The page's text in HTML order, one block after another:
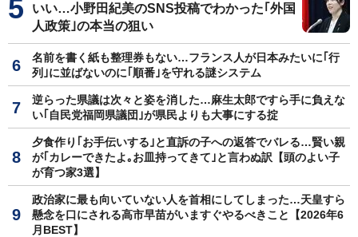
いい…小野田紀美のSNS投稿でわかった｢外国
人政策｣の本当の狙い
名前を書く紙も整理券もない…フランス人が日本みたいに｢行
列｣に並ばないのに｢順番｣を守れる謎システム
逆らった県議は次々と姿を消した…麻生太郎ですら手に負えな
い｢自民党福岡県議団｣が県民よりも大事にする掟
夕食作り｢お手伝いする｣と直訴の子への返答でバレる…賢い親
が｢カレーできたよ｡お皿持ってきて｣と言わぬ訳【頭のよい子
が育つ家3選】
政治家に最も向いていない人を首相にしてしまった…天皇すら
懸念を口にされる高市早苗がいますぐやるべきこと【2026年6
月BEST】